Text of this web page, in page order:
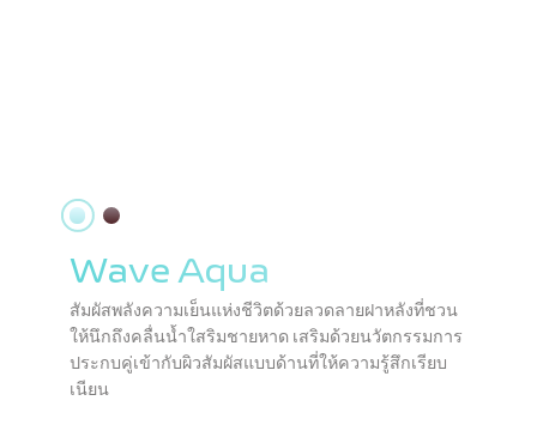
Wave Aqua
สัมผัสพลังความเย็นแห่งชีวิตด้วยลวดลายฝาหลังที่ชวน
ให้นึกถึงคลื่นน้ำใสริมชายหาด เสริมด้วยนวัตกรรมการ
ประกบคู่เข้ากับผิวสัมผัสแบบด้านที่ให้ความรู้สึกเรียบ
เนียน